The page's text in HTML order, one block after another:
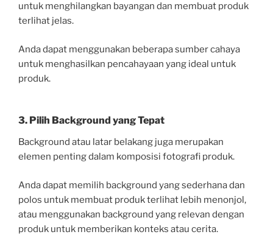
untuk menghilangkan bayangan dan membuat produk
terlihat jelas.
Anda dapat menggunakan beberapa sumber cahaya
untuk menghasilkan pencahayaan yang ideal untuk
produk.
3. Pilih Background yang Tepat
Background atau latar belakang juga merupakan
elemen penting dalam komposisi fotografi produk.
Anda dapat memilih background yang sederhana dan
polos untuk membuat produk terlihat lebih menonjol,
atau menggunakan background yang relevan dengan
produk untuk memberikan konteks atau cerita.